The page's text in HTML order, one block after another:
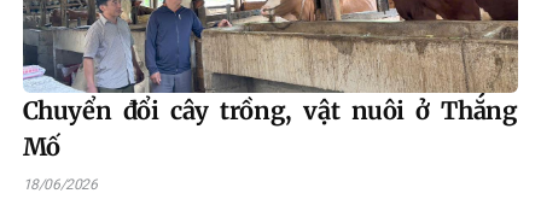
Chuyển đổi cây trồng, vật nuôi ở Thắng
Mố
18/06/2026